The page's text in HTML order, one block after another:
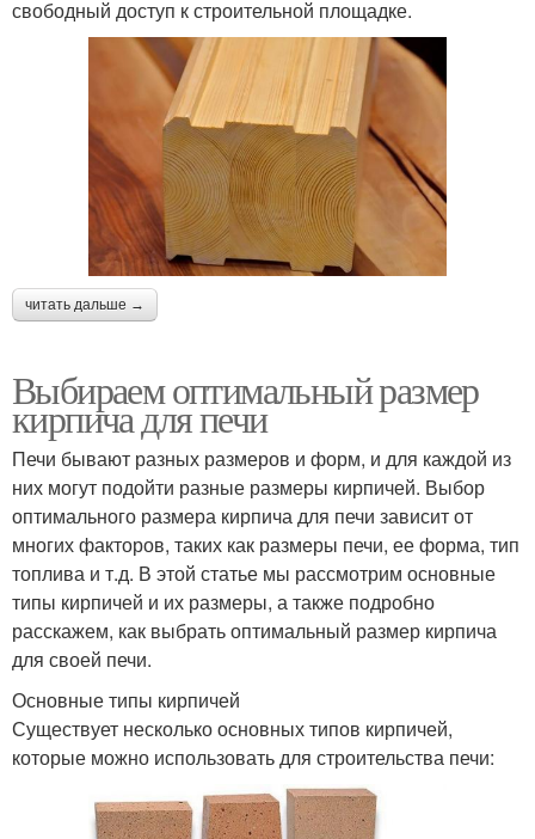
свободный доступ к строительной площадке.
читать дальше →
Выбираем оптимальный размер
кирпича для печи
Печи бывают разных размеров и форм, и для каждой из
них могут подойти разные размеры кирпичей. Выбор
оптимального размера кирпича для печи зависит от
многих факторов, таких как размеры печи, ее форма, тип
топлива и т.д. В этой статье мы рассмотрим основные
типы кирпичей и их размеры, а также подробно
расскажем, как выбрать оптимальный размер кирпича
для своей печи.
Основные типы кирпичей
Существует несколько основных типов кирпичей,
которые можно использовать для строительства печи: